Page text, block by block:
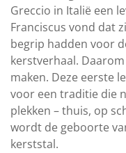
Greccio in Italië een
Franciscus vond dat
begrip hadden voor
kerstverhaal.
maken. Deze eerste
voor een traditie die
plekken – thuis, op
wordt de geboorte
kerststal.